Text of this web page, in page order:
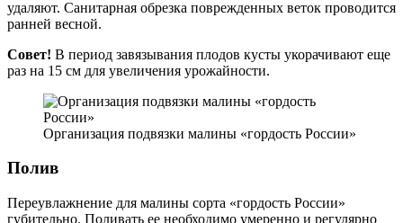
удаляют. Санитарная обрезка поврежденных веток проводится
ранней весной.
Совет! В период завязывания плодов кусты укорачивают еще
раз на 15 см для увеличения урожайности.
Организация подвязки малины «гордость России»
Полив
Переувлажнение для малины сорта «гордость России»
губительно. Поливать ее необходимо умеренно и регулярно